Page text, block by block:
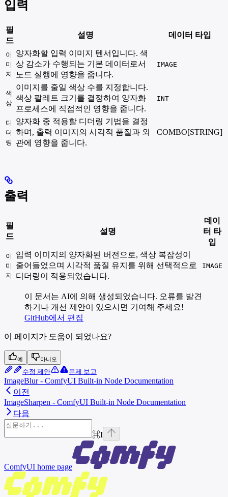
입력
필
드
설명 데이터 타입
이
미
지
양자화할 입력 이미지 텐서입니다. 색
상 감소가 수행되는 기본 데이터로서
노드 실행에 영향을 줍니다.
IMAGE
색
상
이미지를 줄일 색상 수를 지정합니다.
색상 팔레트 크기를 결정하여 양자화
프로세스에 직접적인 영향을 줍니다.
INT
디
더
링
양자화 중 적용할 디더링 기법을 결정
하며, 출력 이미지의 시각적 품질과 외
관에 영향을 줍니다.
COMBO[STRING]
출력
필
드
설명
데이
터 타
입
이
미
지
입력 이미지의 양자화된 버전으로, 색상 복잡성이
줄어들었으며 시각적 품질 유지를 위해 선택적으로
디더링이 적용되었습니다.
IMAGE
이 문서는 AI에 의해 생성되었습니다. 오류를 발견
하거나 개선 제안이 있으시면 기여해 주세요!
GitHub에서 편집
이 페이지가 도움이 되었나요?
예 아니오
수정 제안 문제 보고
ImageBlur - ComfyUI Built-in Node Documentation
이전
ImageSharpen - ComfyUI Built-in Node Documentation
다음
⌘I
ComfyUI home page